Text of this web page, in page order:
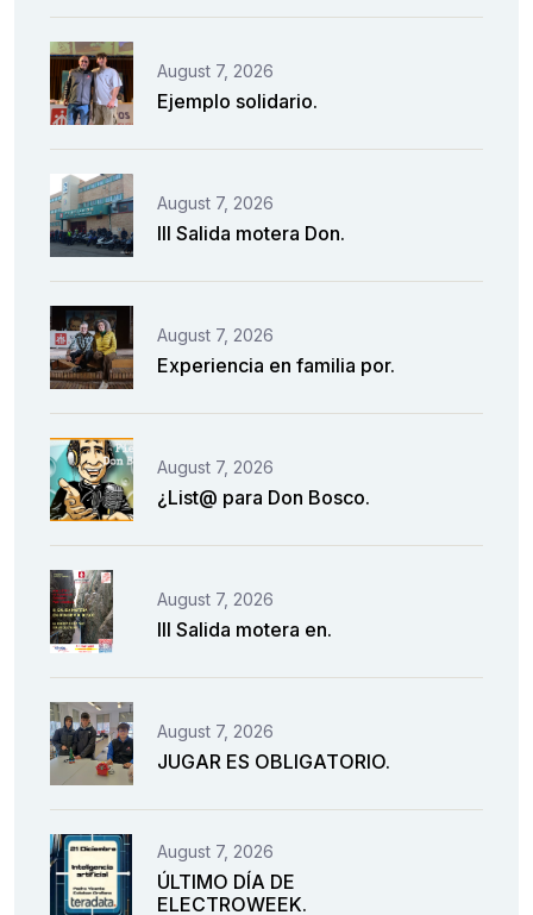
August 7, 2026
Ejemplo solidario.
August 7, 2026
III Salida motera Don.
August 7, 2026
Experiencia en familia por.
August 7, 2026
¿List@ para Don Bosco.
August 7, 2026
III Salida motera en.
August 7, 2026
JUGAR ES OBLIGATORIO.
August 7, 2026
ÚLTIMO DÍA DE
ELECTROWEEK.